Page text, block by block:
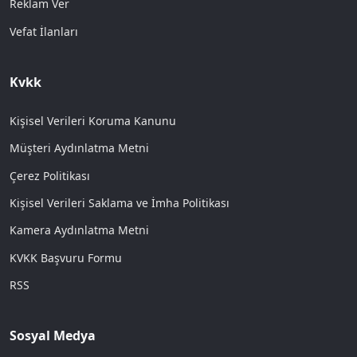
Reklam Ver
Vefat İlanları
Kvkk
Kişisel Verileri Koruma Kanunu
Müşteri Aydınlatma Metni
Çerez Politikası
Kişisel Verileri Saklama ve İmha Politikası
Kamera Aydınlatma Metni
KVKK Başvuru Formu
RSS
Sosyal Medya